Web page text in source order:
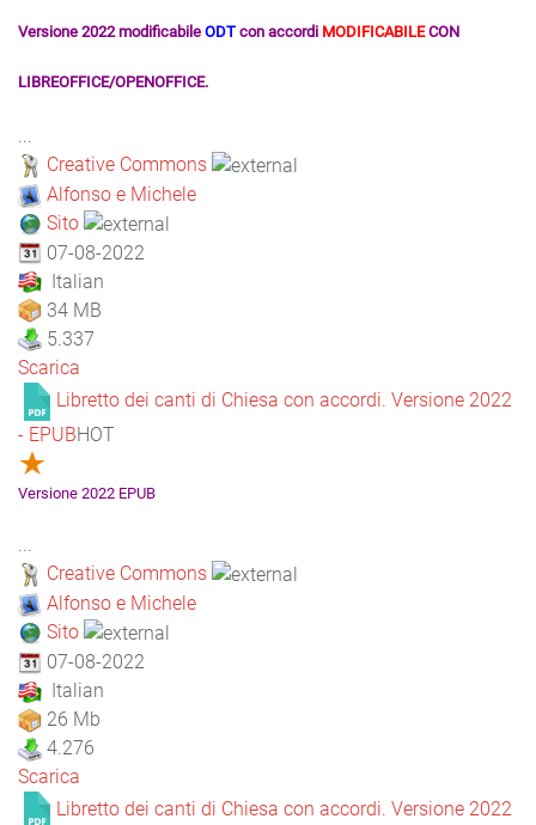
Versione 2022 modificabile ODT con accordi MODIFICABILECON
LIBREOFFICE/OPENOFFICE.
...
Creative Commons
Alfonso e Michele
Sito
07-08-2022
Italian
34 MB
5.337
Scarica
Libretto dei canti di Chiesa con accordi. Versione 2022
- EPUBHOT
Versione 2022 EPUB
...
Creative Commons
Alfonso e Michele
Sito
07-08-2022
Italian
26 Mb
4.276
Scarica
Libretto dei canti di Chiesa con accordi. Versione 2022